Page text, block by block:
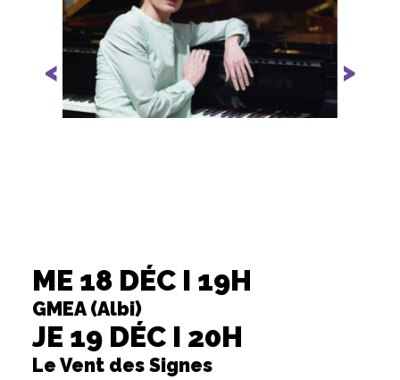
Previous Next
ME 18 DÉC I 19H
GMEA (Albi)
JE 19 DÉC I 20H
Le Vent des Signes